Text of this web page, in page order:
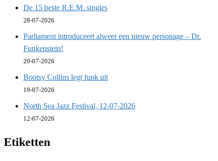
De 15 beste R.E.M. singles
28-07-2026
Parliament introduceert alweer een nieuw personage – Dr.
Funkenstein!
20-07-2026
Bootsy Collins legt funk uit
19-07-2026
North Sea Jazz Festival, 12-07-2026
12-07-2026
Etiketten